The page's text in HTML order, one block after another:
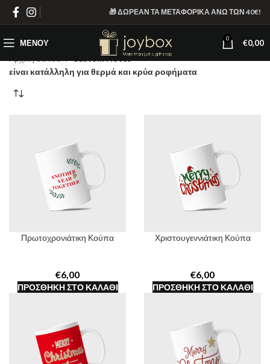
🎁 ΔΩΡΕΑΝ ΤΑ ΜΕΤΑΦΟΡΙΚΑ ΑΝΩ ΤΩΝ 40€!
ΜΕΝΟΎ 0 €0,00
Custom Notes
είναι κατάλληλη για θερμά και κρύα ροφήματα
Πρωτοχρονιάτικη Κούπα
€
ΠΡΟΣΘΉΚΗ ΣΤΟ ΚΑΛΆΘΙ
Χριστουγεννιάτικη Κούπα
€
ΠΡΟΣΘΉΚΗ ΣΤΟ ΚΑΛΆΘΙ